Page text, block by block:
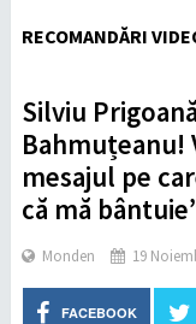
RECOMANDĂRI
Silviu
Bahmuțeanu!
mesajul pe
că mă
Monden 19
FACEBOOK